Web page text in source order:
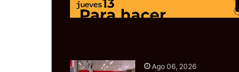
Ago 06, 2026